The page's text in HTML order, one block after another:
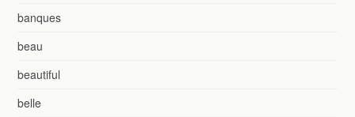
banques
beau
beautiful
belle